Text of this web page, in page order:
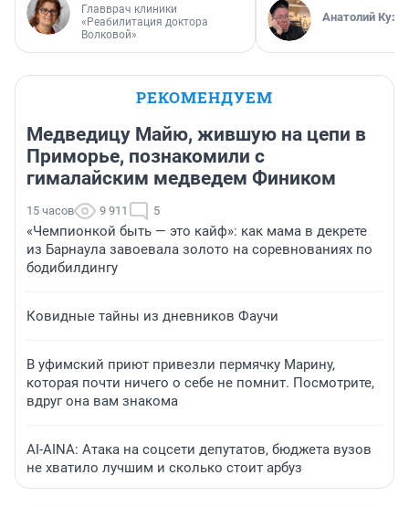
Главврач клиники
«Реабилитация доктора
Волковой»
Анатолий
РЕКОМЕНДУЕМ
Медведицу Майю, жившую на цепи в
Приморье, познакомили с
гималайским медведем Фиником
15 часов 9 911 5
«Чемпионкой быть — это кайф»: как мама в декрете
из Барнаула завоевала золото на соревнованиях по
бодибилдингу
Ковидные тайны из дневников Фаучи
В уфимский приют привезли пермячку Марину,
которая почти ничего о себе не помнит. Посмотрите,
вдруг она вам знакома
AI-AINA: Атака на соцсети депутатов, бюджета вузов
не хватило лучшим и сколько стоит арбуз